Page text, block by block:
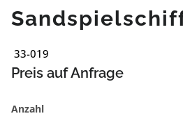
33-019
Preis auf Anfrage
Anzahl